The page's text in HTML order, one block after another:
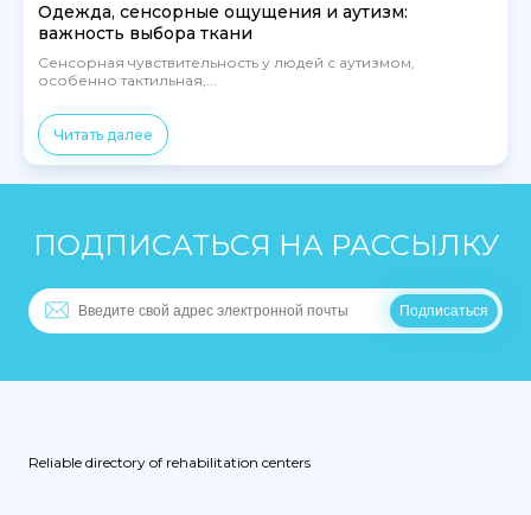
Одежда, сенсорные ощущения и аутизм:
важность выбора ткани
Сенсорная чувствительность у людей с аутизмом,
особенно тактильная,...
Читать далее
ПОДПИСАТЬСЯ НА РАССЫЛКУ
Reliable directory of rehabilitation centers